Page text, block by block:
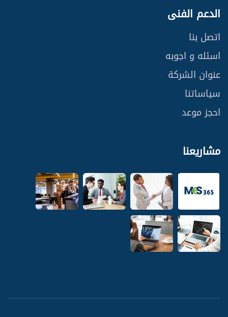
الدعم الفنى
اتصل بنا
اسئله و اجوبه
عنوان الشركة
سياساتنا
احجز موعد
مشاريعنا